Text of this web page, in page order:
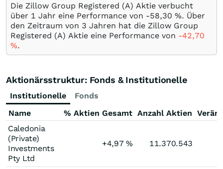
Die Zillow Group Registered (A) Aktie verbucht
über 1 Jahr eine Performance von -58,30 %. Über
den Zeitraum von 3 Jahren hat die Zillow Group
Registered (A) Aktie eine Performance von -42,70
%.
Aktionärsstruktur: Fonds & Institutionelle
Institutionelle
Fonds
Name
% Aktien Gesamt Anzahl Aktien
Caledonia
(Private)
Investments
Pty Ltd
+4,97% 11.370.543